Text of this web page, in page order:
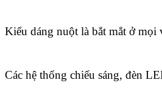
Kiểu dáng nuột là bắt mắt ở mọi
Các hệ thống chiếu sáng, đèn